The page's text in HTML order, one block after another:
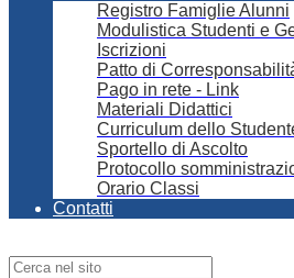
Registro Famiglie Alunni
Modulistica Studenti e
Iscrizioni
Patto di
Pago in rete - Link
Materiali Didattici
Curriculum dello
Sportello di Ascolto
Protocollo
Orario Classi
Contatti